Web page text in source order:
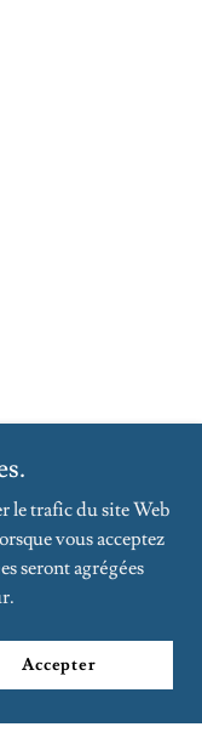
le trafic du site Web
vous acceptez
seront agrégées
Accepter